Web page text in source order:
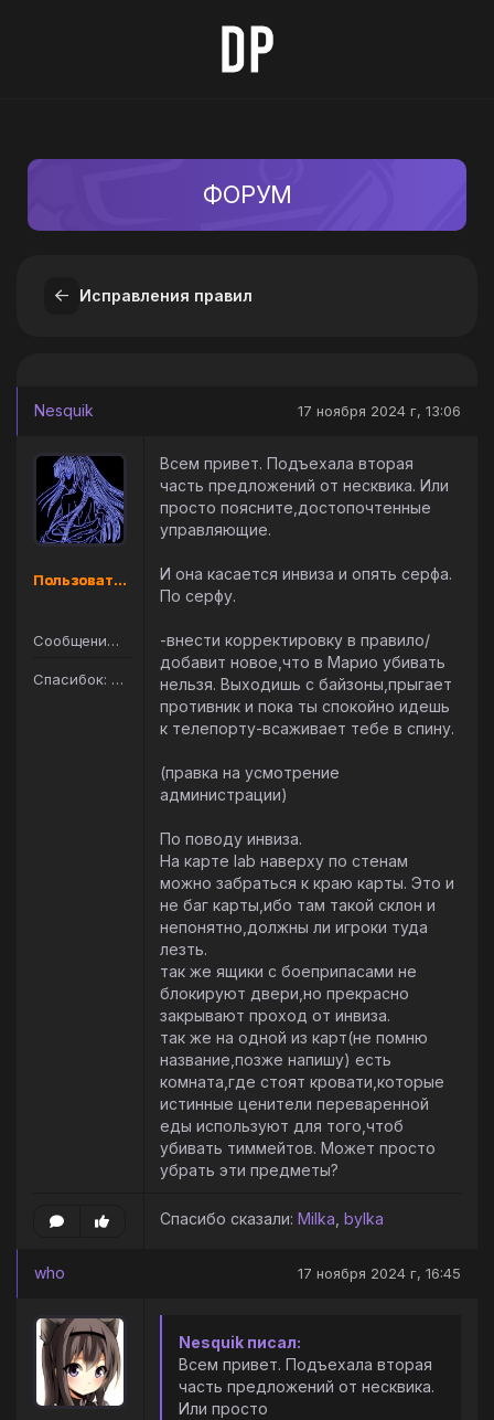
ФОРУМ
Исправления правил
Nesquik 17 ноября 2024 г, 13:06
Пользователь
Сообщений: 105
Спасибок: 145
Всем привет. Подъехала вторая
часть предложений от несквика. Или
просто поясните,достопочтенные
управляющие.
И она касается инвиза и опять серфа.
По серфу.
-внести корректировку в правило/
добавит новое,что в Марио убивать
нельзя. Выходишь с байзоны,прыгает
противник и пока ты спокойно идешь
к телепорту-всаживает тебе в спину.
(правка на усмотрение
администрации)
По поводу инвиза.
На карте lab наверху по стенам
можно забраться к краю карты. Это и
не баг карты,ибо там такой склон и
непонятно,должны ли игроки туда
лезть.
так же ящики с боеприпасами не
блокируют двери,но прекрасно
закрывают проход от инвиза.
так же на одной из карт(не помню
название,позже напишу) есть
комната,где стоят кровати,которые
истинные ценители переваренной
еды используют для того,чтоб
убивать тиммейтов. Может просто
убрать эти предметы?
Спасибо сказали: Milka bylka
who 17 ноября 2024 г, 16:45
Nesquik писал:
Всем привет. Подъехала вторая
часть предложений от несквика.
Или просто